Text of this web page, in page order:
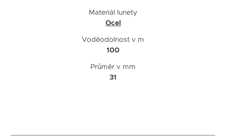
Materiál lunety
Ocel
Voděodolnost v m
100
Průměr v mm
31